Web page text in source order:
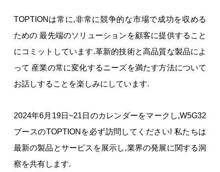
TOPTIONは常に,非常に競争的な市場で成功を収める
ための 最先端のソリューションを顧客に提供すること
にコミットしています.革新的技術と高品質な製品によ
って 産業の常に変化するニーズを満たす方法について
お話しすることを楽しみにしています.
2024年6月19日~21日のカレンダーをマークし,W5G32
ブースのTOPTIONを必ず訪問してください! 私たちは
最新の製品とサービスを展示し,業界の発展に関する洞
察を共有します.